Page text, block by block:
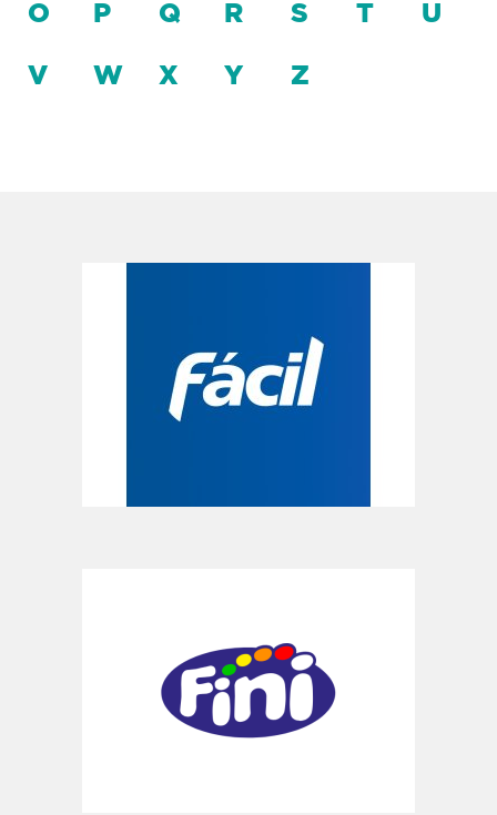
O P Q R S T U
V W X Y Z